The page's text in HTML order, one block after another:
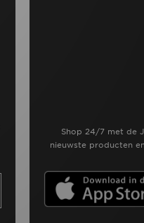
Shop 24/7 met de
nieuwste producten